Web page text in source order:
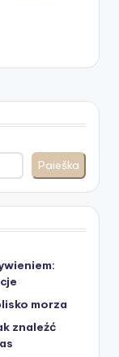
Paieška
morza
znaleźć